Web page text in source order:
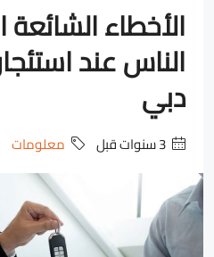
الأخطاء الشائعة
الناس عند
دبي
معلومات